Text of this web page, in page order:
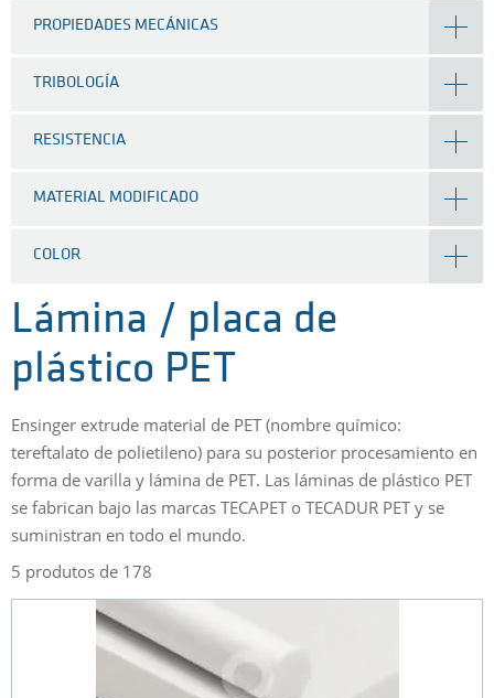
PROPIEDADES MECÁNICAS
TRIBOLOGÍA
RESISTENCIA
MATERIAL MODIFICADO
COLOR
Lámina / placa de
plástico PET
Ensinger extrude material de PET (nombre químico:
tereftalato de polietileno) para su posterior procesamiento en
forma de varilla y lámina de PET. Las láminas de plástico PET
se fabrican bajo las marcas TECAPET o TECADUR PET y se
suministran en todo el mundo.
5 produtos de 178